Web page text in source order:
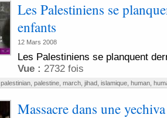
Les Palestiniens se
enfants
12 Mars 2008
Les Palestiniens se planquent
Vue : 2732 fois
palestinian, palestine, march, jihad, islamique, human,
Massacre dans une